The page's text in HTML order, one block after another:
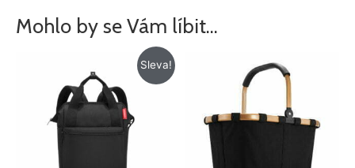
Mohlo by se Vám líbit…
Sleva!
cena
byla:
1
275 Kč.
Aktuální
cena
149 Kč.